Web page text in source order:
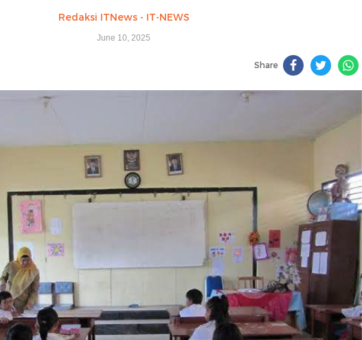
Redaksi ITNews - IT-NEWS
June 10, 2025
Share